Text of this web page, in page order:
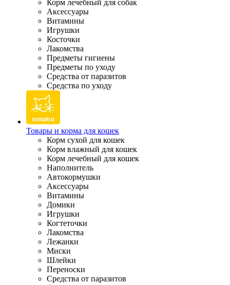
Корм лечебный для собак
Аксессуары
Витамины
Игрушки
Косточки
Лакомства
Предметы гигиены
Предметы по уходу
Средства от паразитов
Средства по уходу
Товары и корма для кошек
Корм сухой для кошек
Корм влажный для кошек
Корм лечебный для кошек
Наполнитель
Автокормушки
Аксессуары
Витамины
Домики
Игрушки
Когтеточки
Лакомства
Лежанки
Миски
Шлейки
Переноски
Средства от паразитов